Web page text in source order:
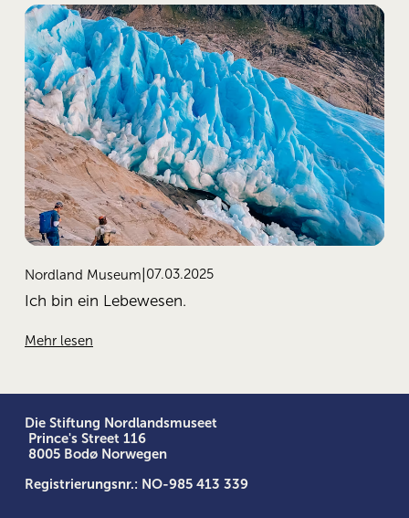
Nordland Museum 07.03.2025
Ich bin ein Lebewesen.
Mehr lesen
Die Stiftung Nordlandsmuseet
Prince's Street 116
8005 Bodø Norwegen
Registrierungsnr.: NO-985 413 339